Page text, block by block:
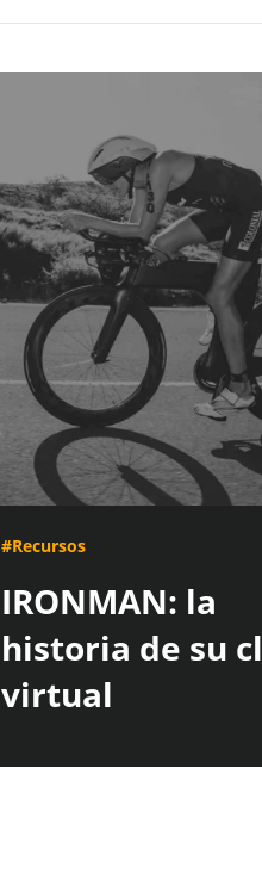
#Recursos
IRONMAN: la
historia de su
virtual